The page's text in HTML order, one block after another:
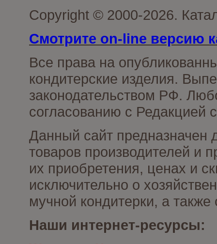
Copyright © 2000-2026.
Смотрите on-line версию
Все права на
кондитерские изделия.
законодательством РФ.
согласованию с Редакцией
Данный сайт предназначен
товаров производителей и
их приобретения, ценах и
исключительно о
мучной кондитерки, а
Наши интернет-ресурсы: